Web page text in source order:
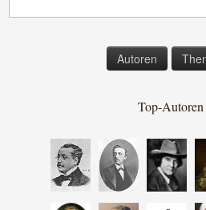
Autoren
Top-Autoren